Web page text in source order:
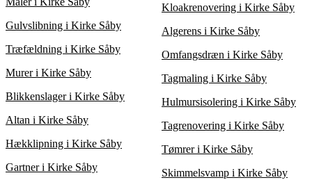
Gulvslibning i Kirke Såby
Træfældning i Kirke Såby
Murer i Kirke Såby
Blikkenslager i Kirke Såby
Altan i Kirke Såby
Hækklipning i Kirke Såby
Gartner i Kirke Såby
Kloakrenovering i Kirke Såby
Algerens i Kirke Såby
Omfangsdræn i Kirke Såby
Tagmaling i Kirke Såby
Hulmursisolering i Kirke Såby
Tagrenovering i Kirke Såby
Tømrer i Kirke Såby
Skimmelsvamp i Kirke Såby